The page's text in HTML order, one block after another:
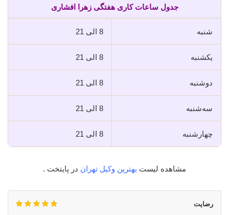
جدول ساعات کاری هفتگی زهرا افشاری
شنبه 8 الی 21
یکشنبه 8 الی 21
دوشنبه 8 الی 21
سه‌شنبه 8 الی 21
چهارشنبه 8 الی 21
مشاهده لیست بهترین وکیل تهران در پایتخت .
رضایت